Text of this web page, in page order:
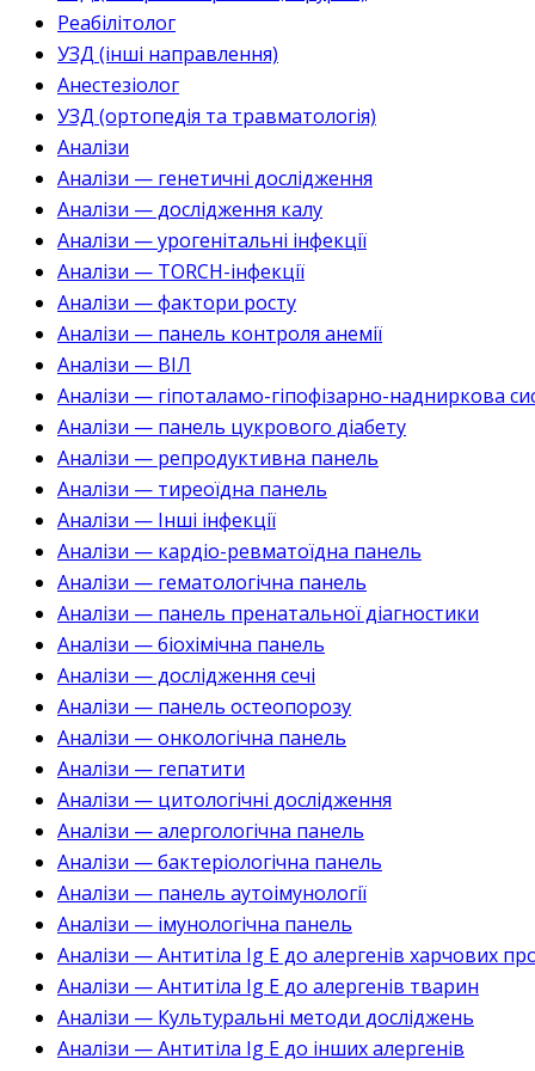
Реабілітолог
УЗД (інші направлення)
Анестезіолог
УЗД (ортопедія та травматологія)
Аналізи
Аналізи — генетичні дослідження
Аналізи — дослідження калу
Аналізи — урогенітальні інфекції
Аналізи — TORCH-інфекції
Аналізи — фактори росту
Аналізи — панель контроля анемії
Аналізи — ВІЛ
Аналізи — гіпоталамо-гіпофізарно-надниркова
Аналізи — панель цукрового діабету
Аналізи — репродуктивна панель
Аналізи — тиреоїдна панель
Аналізи — Інші інфекції
Аналізи — кардіо-ревматоїдна панель
Аналізи — гематологічна панель
Аналізи — панель пренатальної діагностики
Аналізи — біохімічна панель
Аналізи — дослідження сечі
Аналізи — панель остеопорозу
Аналізи — онкологічна панель
Аналізи — гепатити
Аналізи — цитологічні дослідження
Аналізи — алергологічна панель
Аналізи — бактеріологічна панель
Аналізи — панель аутоімунології
Аналізи — імунологічна панель
Аналізи — Антитіла Ig E до алергенів харчових
Аналізи — Антитіла Ig E до алергенів тварин
Аналізи — Культуральні методи досліджень
Аналізи — Антитіла Ig E до інших алергенів